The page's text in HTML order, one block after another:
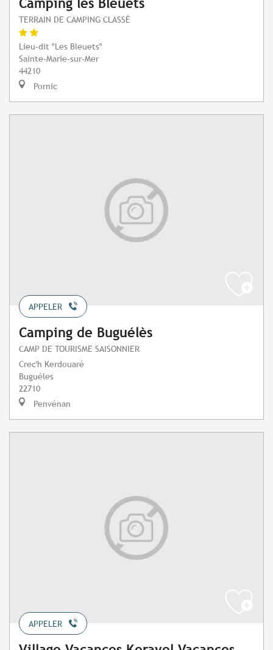
Camping les Bleuets
TERRAIN DE CAMPING CLASSÉ
Lieu-dit "Les Bleuets"
Sainte-Marie-sur-Mer
44210
Pornic
APPELER
Camping de Buguélès
CAMP DE TOURISME SAISONNIER
Crec'h Kerdouaré
Buguéles
22710
Penvénan
APPELER